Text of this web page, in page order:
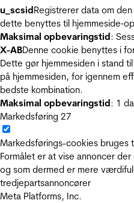
u_scsidRegistrerer data om
dette benyttes til
Maksimal opbevaringstid:
X-ABDenne cookie benyttes i
Dette gør hjemmesiden i stand
på hjemmesiden, for igennem
bedste kombination.
Maksimal opbevaringstid: 1
Markedsføring 27
Markedsførings-cookies
Formålet er at vise annoncer
og som dermed er mere
tredjepartsannoncører
Meta Platforms, Inc.